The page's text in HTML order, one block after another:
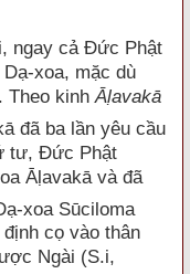
ngay cả Đức Phật
xoa, mặc dù
Theo kinhĀḷavakā
đã ba lần yêu cầu
tư, Đức Phật
Āḷavakā và đã
xoa Sūciloma
cọ vào thân
Ngài (S.i,